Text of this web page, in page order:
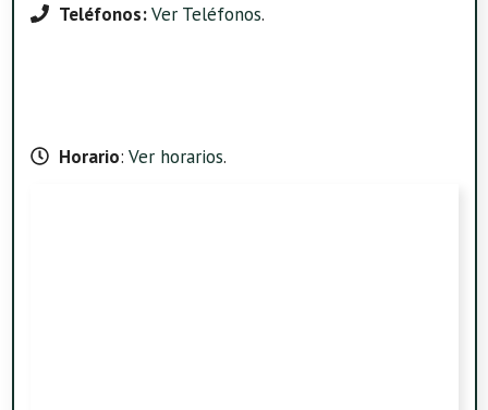
Teléfonos:Ver Teléfonos.
Horario: Ver horarios.